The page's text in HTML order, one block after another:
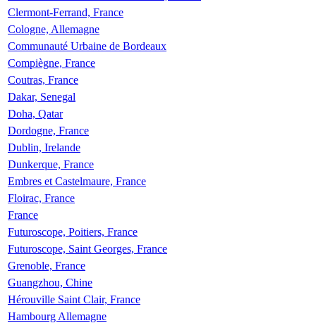
Clermont-Ferrand, France
Cologne, Allemagne
Communauté Urbaine de Bordeaux
Compiègne, France
Coutras, France
Dakar, Senegal
Doha, Qatar
Dordogne, France
Dublin, Irelande
Dunkerque, France
Embres et Castelmaure, France
Floirac, France
France
Futuroscope, Poitiers, France
Futuroscope, Saint Georges, France
Grenoble, France
Guangzhou, Chine
Hérouville Saint Clair, France
Hambourg Allemagne